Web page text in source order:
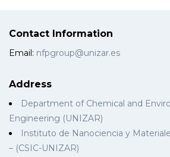
Contact Information
Email: nfpgroup@unizar.es
Address
Department of Chemical and
Engineering (UNIZAR)
Instituto de Nanociencia y
– (CSIC-UNIZAR)